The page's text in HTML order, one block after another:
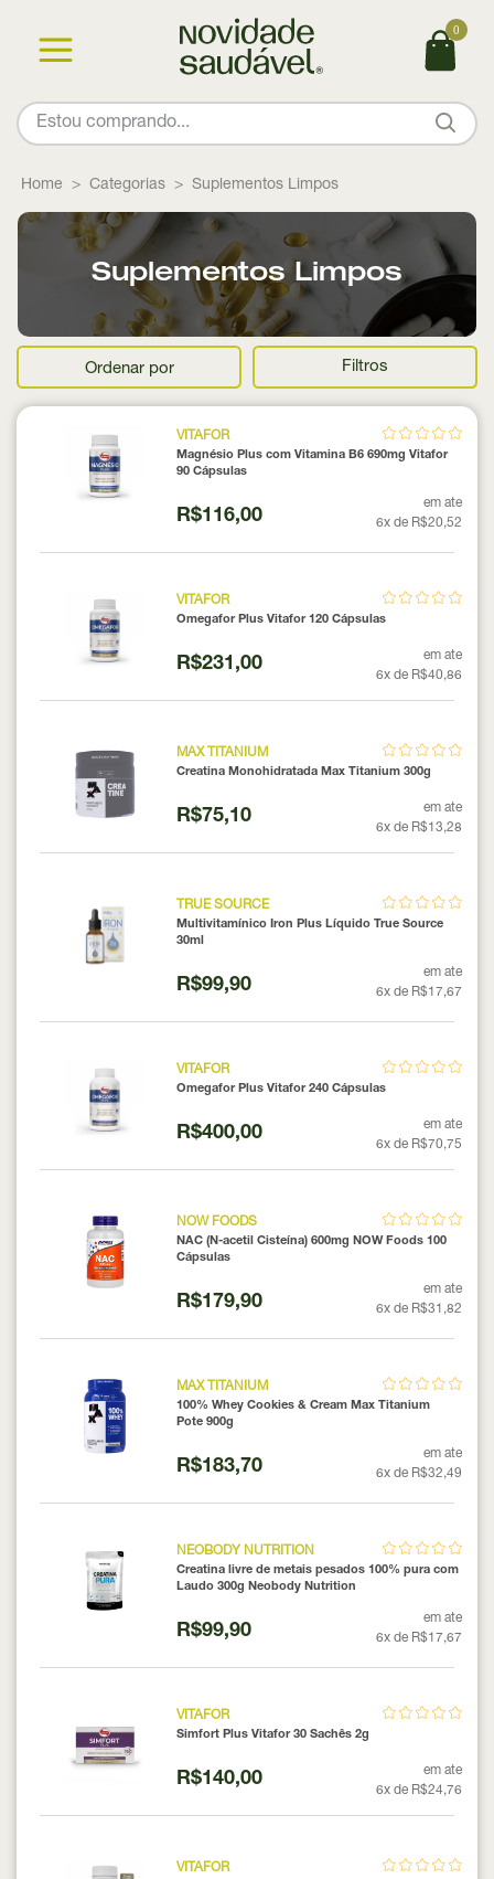
0
Home Categorias Suplementos Limpos
Suplementos Limpos
Ordenar por Filtros
VITAFOR
Magnésio Plus com Vitamina B6 690mg Vitafor
90 Cápsulas
R$116,00
em ate
6x de R$20,52
VITAFOR
Omegafor Plus Vitafor 120 Cápsulas
R$231,00
em ate
6x de R$40,86
MAX TITANIUM
Creatina Monohidratada Max Titanium 300g
R$75,10
em ate
6x de R$13,28
TRUE SOURCE
Multivitamínico Iron Plus Líquido True Source
30ml
R$99,90
em ate
6x de R$17,67
VITAFOR
Omegafor Plus Vitafor 240 Cápsulas
R$400,00
em ate
6x de R$70,75
NOW FOODS
NAC (N-acetil Cisteína) 600mg NOW Foods 100
Cápsulas
R$179,90
em ate
6x de R$31,82
MAX TITANIUM
100% Whey Cookies & Cream Max Titanium
Pote 900g
R$183,70
em ate
6x de R$32,49
NEOBODY NUTRITION
Creatina livre de metais pesados 100% pura com
Laudo 300g Neobody Nutrition
R$99,90
em ate
6x de R$17,67
VITAFOR
Simfort Plus Vitafor 30 Sachês 2g
R$140,00
em ate
6x de R$24,76
VITAFOR